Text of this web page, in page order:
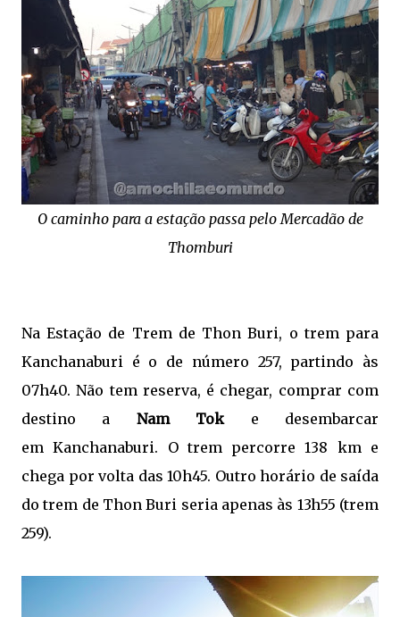
O caminho para a estação passa pelo Mercadão de
Thomburi
Na Estação de Trem de Thon Buri, o trem para
Kanchanaburi é o de número 257, partindo às
07h40. Não tem reserva, é chegar, comprar com
destino a Nam Toke desembarcar
em Kanchanaburi. O trem percorre 138 km e
chega por volta das 10h45. Outro horário de saída
do trem de Thon Buri seria apenas às 13h55 (trem
259).